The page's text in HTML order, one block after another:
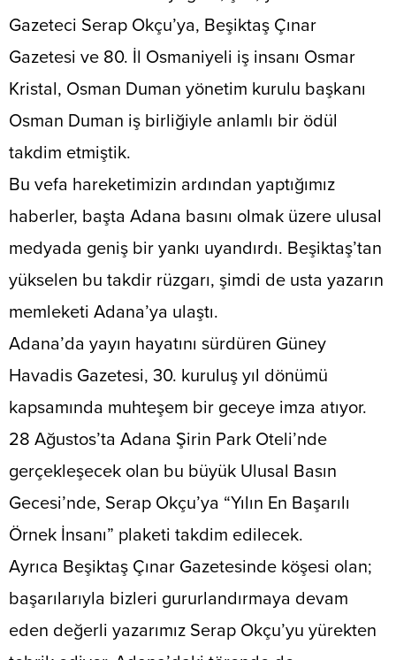
Gazeteci Serap Okçu’ya, Beşiktaş Çınar
Gazetesi ve 80. İl Osmaniyeli iş insanı Osmar
Kristal, Osman Duman yönetim kurulu başkanı
Osman Duman iş birliğiyle anlamlı bir ödül
takdim etmiştik.
​Bu vefa hareketimizin ardından yaptığımız
haberler, başta Adana basını olmak üzere ulusal
medyada geniş bir yankı uyandırdı. Beşiktaş’tan
yükselen bu takdir rüzgarı, şimdi de usta yazarın
memleketi Adana’ya ulaştı.
​Adana’da yayın hayatını sürdüren Güney
Havadis Gazetesi, 30. kuruluş yıl dönümü
kapsamında muhteşem bir geceye imza atıyor.
28 Ağustos’ta Adana Şirin Park Oteli’nde
gerçekleşecek olan bu büyük Ulusal Basın
Gecesi’nde, Serap Okçu’ya “Yılın En Başarılı
Örnek İnsanı” plaketi takdim edilecek.
​Ayrıca Beşiktaş Çınar Gazetesinde köşesi olan;
başarılarıyla bizleri gururlandırmaya devam
eden değerli yazarımız Serap Okçu’yu yürekten